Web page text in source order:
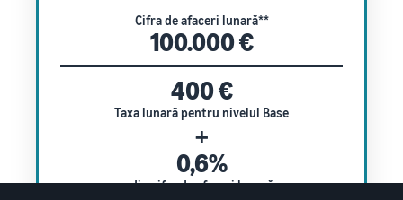
Cifra de afaceri lunară**
100.000 €
400 €
Taxa lunară pentru nivelul Base
+
0,6%
din cifra de afaceri lunară